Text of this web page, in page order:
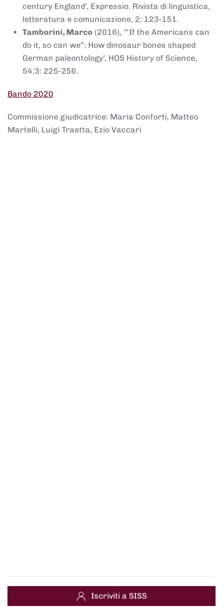
century England’, Expressio. Rivista di linguistica,
letteratura e comunicazione, 2: 123-151.
Tamborini, Marco (2016), ‘”If the Americans can
do it, so can we”: How dinosaur bones shaped
German paleontology’, HOS History of Science,
54.3: 225-256.
Bando 2020
Commissione giudicatrice: Maria Conforti, Matteo
Martelli, Luigi Traetta, Ezio Vaccari
Iscriviti a SISS